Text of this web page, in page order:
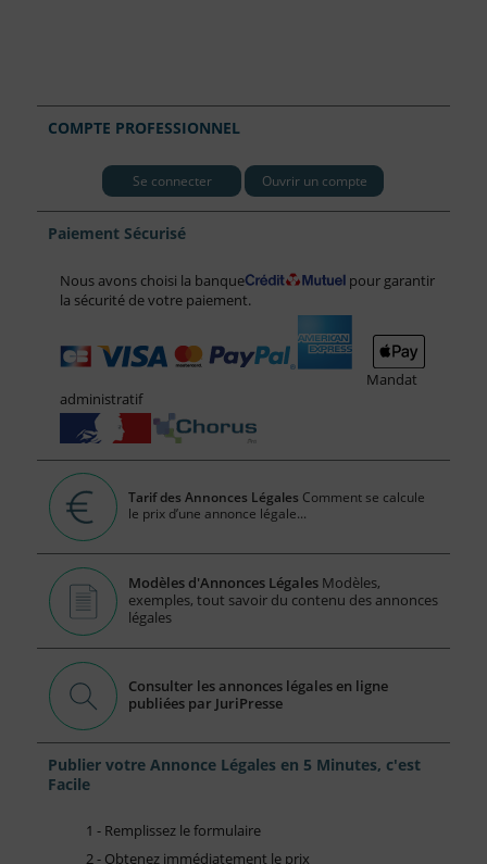
COMPTE PROFESSIONNEL
Se connecter Ouvrir un compte
Paiement Sécurisé
Nous avons choisi la banque
pour garantir
la sécurité de votre paiement.
Mandat
administratif
Tarif des Annonces Légales Comment se calcule
le prix d’une annonce légale...
Modèles d'Annonces Légales Modèles,
exemples, tout savoir du contenu des annonces
légales
Consulter les annonces légales en ligne
publiées par JuriPresse
Publier votre Annonce Légales en 5 Minutes, c'est
Facile
1 - Remplissez le formulaire
2 - Obtenez immédiatement le prix